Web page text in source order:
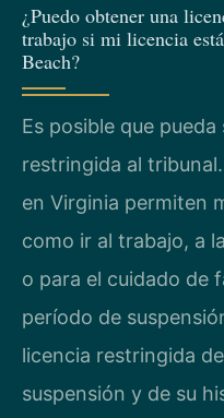
¿Puedo obtener una
trabajo si mi licencia
Beach?
Es posible que
restringida al
en Virginia permiten
como ir al trabajo, a
o para el cuidado de
período de
licencia restringida
suspensión y de su